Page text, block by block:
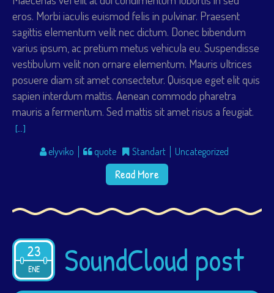
eros. Morbi iaculis euismod felis in pulvinar. Praesent
sagittis elementum velit nec dictum. Donec bibendum
varius ipsum, ac pretium metus vehicula eu. Suspendisse
vestibulum velit non ornare elementum. Mauris ultrices
posuere diam sit amet consectetur. Quisque eget elit quis
sapien interdum mattis. Aenean commodo pharetra
mauris a fermentum. Sed mattis sit amet risus a feugiat.
[…]
elyviko quote Standart Uncategorized
Read More
23
ENE
2015 SoundCloud post